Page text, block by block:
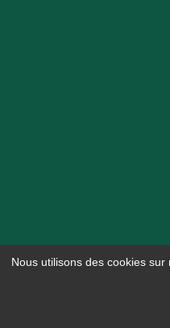
Nous utilisons des cookies